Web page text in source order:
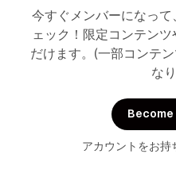
今すぐメンバーになっ
ェック！限定コンテン
だけます。(一部コンテ
な
Become
アカウントをお持